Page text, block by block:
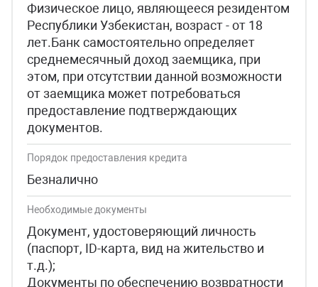
Физическое лицо, являющееся резидентом
Республики Узбекистан, возраст - от 18
лет.Банк самостоятельно определяет
среднемесячный доход заемщика, при
этом, при отсутствии данной возможности
от заемщика может потребоваться
предоставление подтверждающих
документов.
Порядок предоставления кредита
Безналично
Необходимые документы
Документ, удостоверяющий личность
(паспорт, ID-карта, вид на жительство и
т.д.);
Документы по обеспечению возвратности